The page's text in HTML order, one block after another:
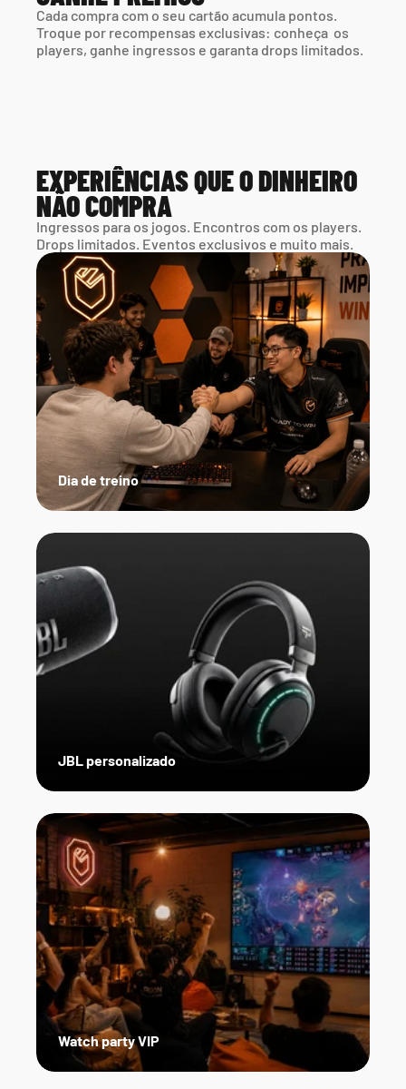
Cada compra com o seu cartão acumula pontos.
Troque por recompensas exclusivas: conheça  os
players, ganhe ingressos e garanta drops limitados.
EXPERIÊNCIAS QUE O DINHEIRO
NÃO COMPRA
Ingressos para os jogos. Encontros com os players.
Drops limitados. Eventos exclusivos e muito mais.
Watch party VIP
JBL personalizado
Dia de treino